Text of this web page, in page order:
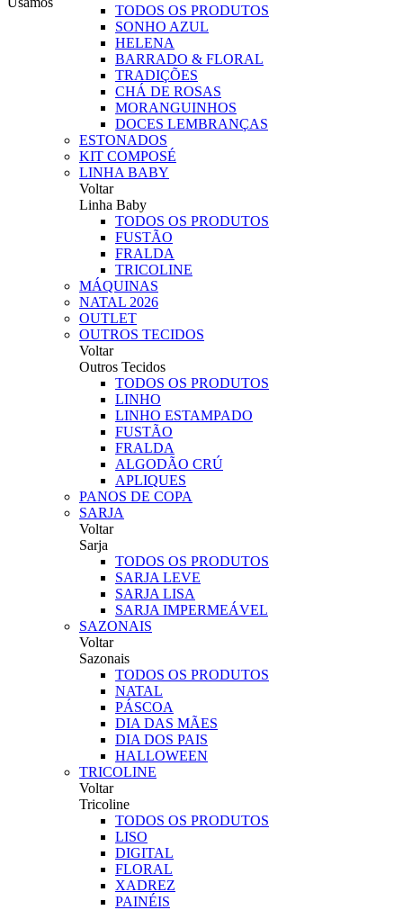
TODOS OS PRODUTOS
SONHO AZUL
HELENA
BARRADO & FLORAL
TRADIÇÕES
CHÁ DE ROSAS
MORANGUINHOS
DOCES LEMBRANÇAS
ESTONADOS
KIT COMPOSÉ
LINHA BABY
Voltar
Linha Baby
TODOS OS PRODUTOS
FUSTÃO
FRALDA
TRICOLINE
MÁQUINAS
NATAL 2026
OUTLET
OUTROS TECIDOS
Voltar
Outros Tecidos
TODOS OS PRODUTOS
LINHO
LINHO ESTAMPADO
FUSTÃO
FRALDA
ALGODÃO CRÚ
APLIQUES
PANOS DE COPA
SARJA
Voltar
Sarja
TODOS OS PRODUTOS
SARJA LEVE
SARJA LISA
SARJA IMPERMEÁVEL
SAZONAIS
Voltar
Sazonais
TODOS OS PRODUTOS
NATAL
PÁSCOA
DIA DAS MÃES
DIA DOS PAIS
HALLOWEEN
TRICOLINE
Voltar
Tricoline
TODOS OS PRODUTOS
LISO
DIGITAL
FLORAL
XADREZ
PAINÉIS